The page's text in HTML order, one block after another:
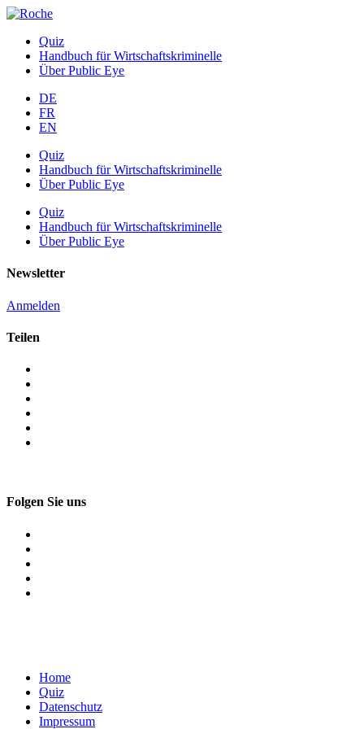
Quiz
Handbuch für Wirtschaftskriminelle
Über Public Eye
DE
FR
EN
Quiz
Handbuch für Wirtschaftskriminelle
Über Public Eye
Quiz
Handbuch für Wirtschaftskriminelle
Über Public Eye
Newsletter
Anmelden
Teilen
Folgen Sie uns
Home
Quiz
Datenschutz
Impressum